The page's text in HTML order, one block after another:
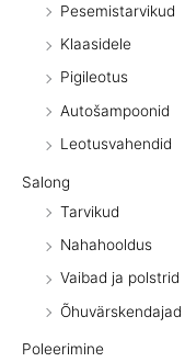
Pesemistarvikud
Klaasidele
Pigileotus
Autošampoonid
Leotusvahendid
Salong
Tarvikud
Nahahooldus
Vaibad ja polstrid
Õhuvärskendajad
Poleerimine